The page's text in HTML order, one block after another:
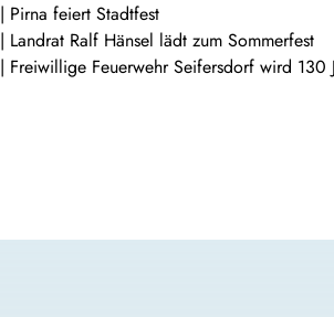
| Pirna feiert Stadtfest
| Landrat Ralf Hänsel lädt zum Sommerfest
| Freiwillige Feuerwehr Seifersdorf wird 130